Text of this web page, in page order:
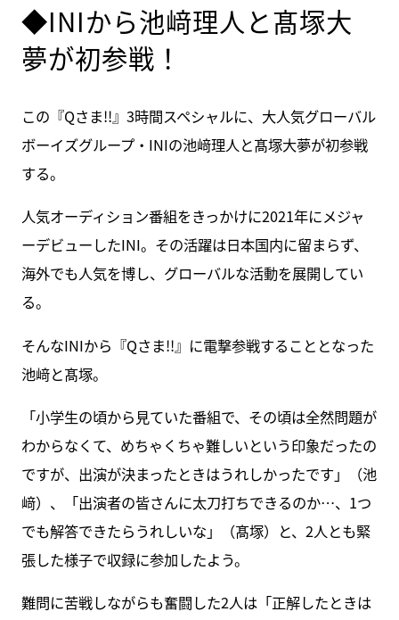
◆INIから池﨑理人と髙塚大
夢が初参戦！
この『Qさま!!』3時間スペシャルに、大人気グローバル
ボーイズグループ・INIの池﨑理人と髙塚大夢が初参戦
する。
人気オーディション番組をきっかけに2021年にメジャ
ーデビューしたINI。その活躍は日本国内に留まらず、
海外でも人気を博し、グローバルな活動を展開してい
る。
そんなINIから『Qさま!!』に電撃参戦することとなった
池﨑と髙塚。
「小学生の頃から見ていた番組で、その頃は全然問題が
わからなくて、めちゃくちゃ難しいという印象だったの
ですが、出演が決まったときはうれしかったです」（池
﨑）、「出演者の皆さんに太刀打ちできるのか…、1つ
でも解答できたらうれしいな」（髙塚）と、2人とも緊
張した様子で収録に参加したよう。
難問に苦戦しながらも奮闘した2人は「正解したときは